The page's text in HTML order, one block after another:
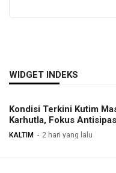
WIDGET INDEKS
Kondisi Terkini Kutim
Karhutla, Fokus
KALTIM 2 hari yang lalu